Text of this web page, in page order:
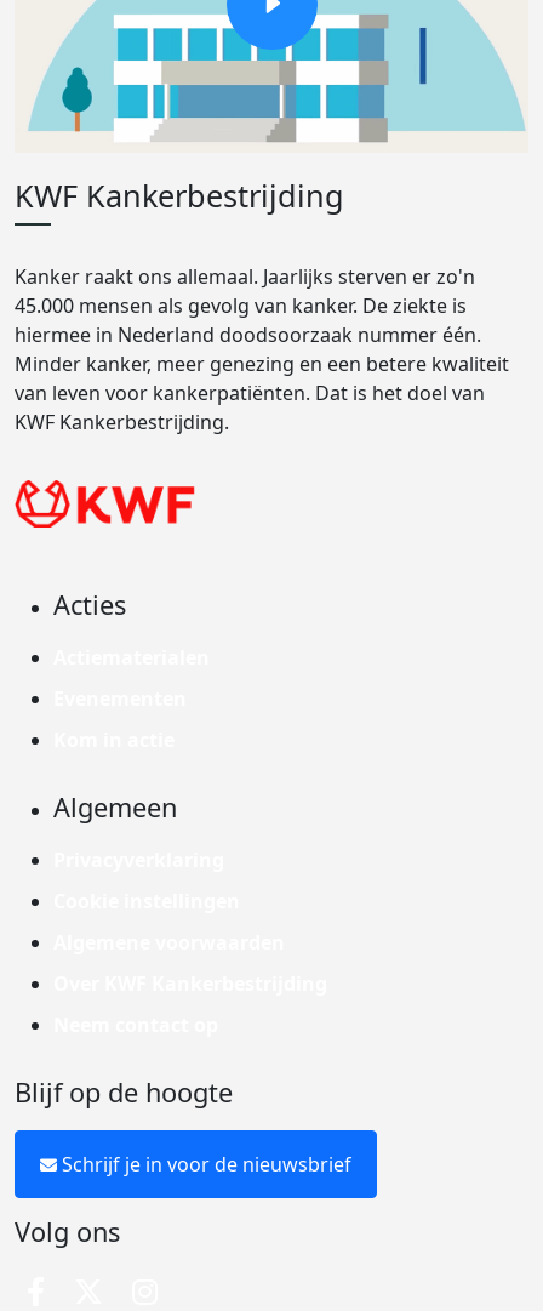
KWF Kankerbestrijding
Kanker raakt ons allemaal. Jaarlijks sterven er zo'n
45.000 mensen als gevolg van kanker. De ziekte is
hiermee in Nederland doodsoorzaak nummer één.
Minder kanker, meer genezing en een betere kwaliteit
van leven voor kankerpatiënten. Dat is het doel van
KWF Kankerbestrijding.
Acties
Algemeen
Blijf op de hoogte
Schrijf je in voor de nieuwsbrief
Volg ons